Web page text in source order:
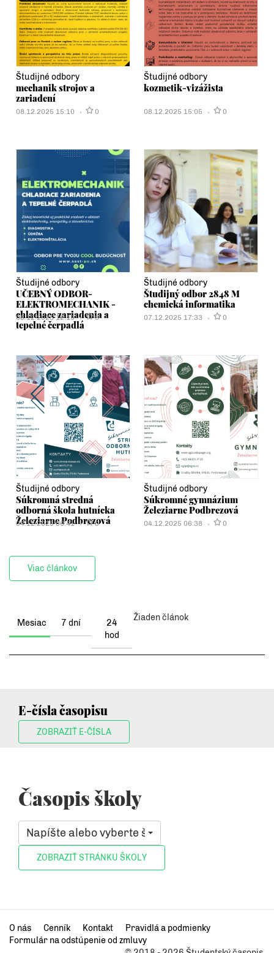
Študijné odbory
mechanik strojov a
zariadení
08.12.2025 15:10 0
Študijné odbory
kozmetik-vizážista
08.12.2025 15:05 0
Študijné odbory
UČEBNÝ ODBOR-
ELEKTROMECHANIK -
chladiace zariadenia a
tepelné čerpadlá
08.12.2025 12:15 0
Študijné odbory
Študijný odbor 2848 M
chemická informatika
07.12.2025 17:33 0
Študijné odbory
Súkromná stredná
odborná škola hutnícka
Železiarne Podbrezová
04.12.2025 06:41 0
Študijné odbory
Súkromné gymnázium
Železiarne Podbrezová
04.12.2025 06:38 0
Viac článkov
Mesiac 7 dní
24
hod
Žiaden článok
E-čísla časopisu
ZOBRAZIŤ E-ČÍSLA
Časopis školy
Napíšte alebo vyberte školu, ktorá vás zaujíma
O nás Cenník Kontakt
Pravidlá a podmienky
Formulár na odstúpenie od zmluvy